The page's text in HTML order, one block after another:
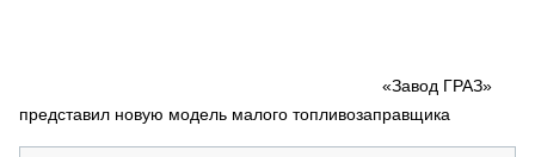
СПЕЦПРОЕКТЫ
«Завод ГРАЗ»
представил новую модель малого топливозаправщика